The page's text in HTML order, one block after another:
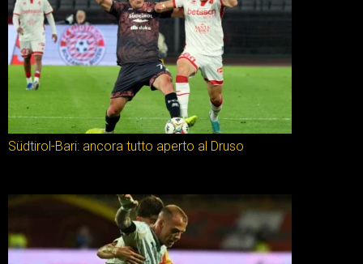
Südtirol-Bari: ancora tutto aperto al Druso